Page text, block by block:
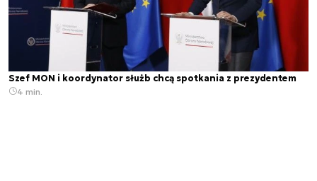
Szef MON i koordynator służb chcą spotkania z prezydentem
4 min.